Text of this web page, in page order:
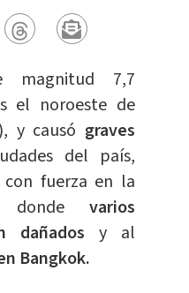
magnitud 7,7
el noroeste de
y causó graves
del país,
con fuerza en la
dondevarios
dañados y al
Bangkok.